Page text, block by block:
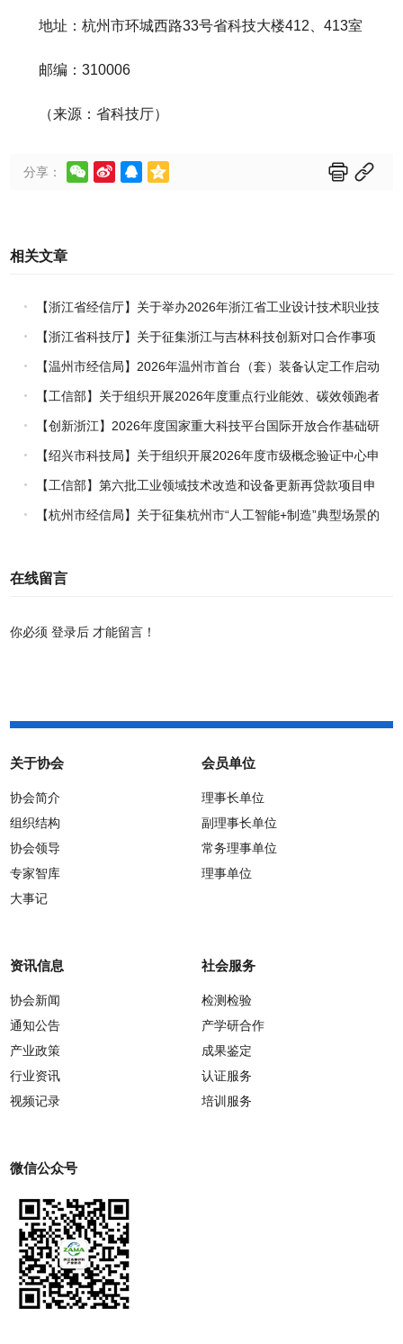
地址：杭州市环城西路33号省科技大楼412、413室
邮编：310006
（来源：省科技厅）
分享：      
相关文章
【浙江省经信厅】关于举办2026年浙江省工业设计技术职业技
能竞赛的通知
【浙江省科技厅】关于征集浙江与吉林科技创新对口合作事项
的通知【温州市经信局】2026年温州市首台（套）装备认定工作启动
【工信部】关于组织开展2026年度重点行业能效、碳效领跑者
企业推荐工作的通知
【创新浙江】2026年度国家重大科技平台国际开放合作基础研
究专项（试点）项目指南
【绍兴市科技局】关于组织开展2026年度市级概念验证中心申
报工作的通知
【工信部】第六批工业领域技术改造和设备更新再贷款项目申
报工作启动
【杭州市经信局】关于征集杭州市“人工智能+制造”典型场景的
在线留言
你必须登录后 才能留言！
关于协会
协会简介
组织结构
协会领导
专家智库
大事记
会员单位
理事长单位
副理事长单位
常务理事单位
理事单位
资讯信息
协会新闻
通知公告
产业政策
行业资讯
视频记录
社会服务
检测检验
产学研合作
成果鉴定
认证服务
培训服务
微信公众号